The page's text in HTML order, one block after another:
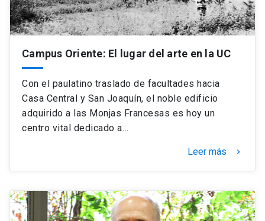
Campus Oriente: El lugar del arte en la UC
Con el paulatino traslado de facultades hacia
Casa Central y San Joaquín, el noble edificio
adquirido a las Monjas Francesas es hoy un
centro vital dedicado a…
Leer más keyboard_arrow_right